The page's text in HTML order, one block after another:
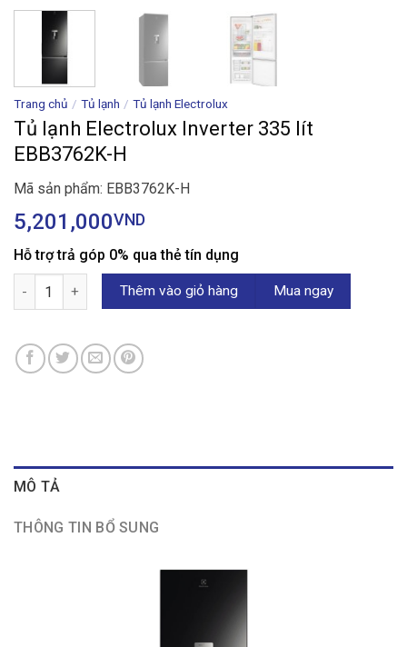
Trang chủ / Tủ lạnh / Tủ lạnh Electrolux
Tủ lạnh Electrolux Inverter 335 lít
EBB3762K-H
Mã sản phẩm: EBB3762K-H
5,201,000VND
Hỗ trợ trả góp 0% qua thẻ tín dụng
Tủ lạnh Electrolux Inverter 335 lít EBB3762K-H số lượng
Thêm vào giỏ hàng Mua ngay
MÔ TẢ
THÔNG TIN BỔ SUNG